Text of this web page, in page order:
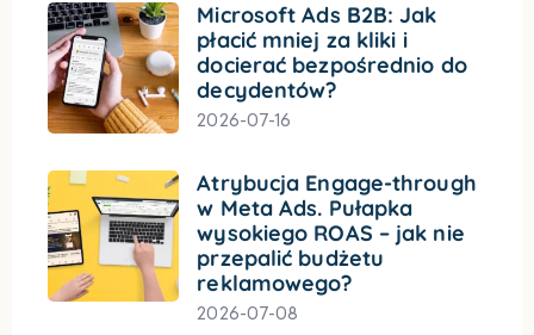
Microsoft Ads B2B: Jak
płacić mniej za kliki i
docierać bezpośrednio do
decydentów?
2026-07-16
Atrybucja Engage-through
w Meta Ads. Pułapka
wysokiego ROAS – jak nie
przepalić budżetu
reklamowego?
2026-07-08